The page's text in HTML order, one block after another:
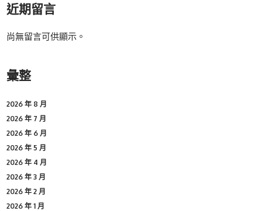
近期留言
尚無留言可供顯示。
彙整
2026 年 8 月
2026 年 7 月
2026 年 6 月
2026 年 5 月
2026 年 4 月
2026 年 3 月
2026 年 2 月
2026 年 1 月